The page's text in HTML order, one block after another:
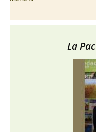
La